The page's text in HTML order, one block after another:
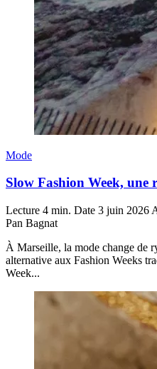
Mode
Slow Fashion Week, une
Lecture 4 min. Date 3 juin 2026
Pan Bagnat
À Marseille, la mode change de
alternative aux Fashion Weeks
Week...